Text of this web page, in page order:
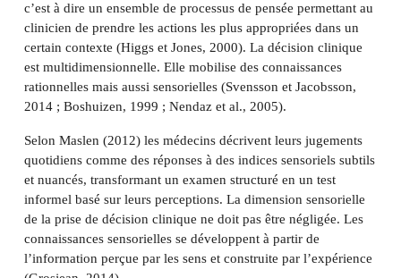
c’est à dire un ensemble de processus de pensée permettant au
clinicien de prendre les actions les plus appropriées dans un
certain contexte (Higgs et Jones, 2000). La décision clinique
est multidimensionnelle. Elle mobilise des connaissances
rationnelles mais aussi sensorielles (Svensson et Jacobsson,
2014 ; Boshuizen, 1999 ; Nendaz et al., 2005).
Selon Maslen (2012) les médecins décrivent leurs jugements
quotidiens comme des réponses à des indices sensoriels subtils
et nuancés, transformant un examen structuré en un test
informel basé sur leurs perceptions. La dimension sensorielle
de la prise de décision clinique ne doit pas être négligée. Les
connaissances sensorielles se développent à partir de
l’information perçue par les sens et construite par l’expérience